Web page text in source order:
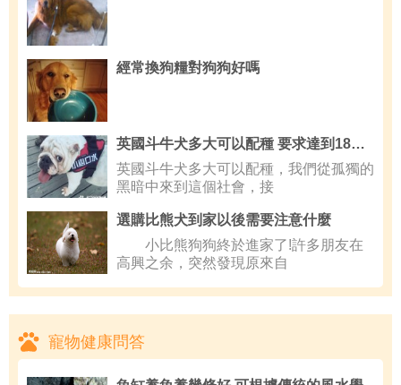
經常換狗糧對狗狗好嗎
英國斗牛犬多大可以配種 要求達到18或24月齡
英國斗牛犬多大可以配種，我們從孤獨的
黑暗中來到這個社會，接
選購比熊犬到家以後需要注意什麼
小比熊狗狗終於進家了!許多朋友在
高興之余，突然發現原來自
寵物健康問答